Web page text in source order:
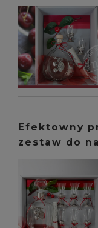
Efektowny
zestaw do